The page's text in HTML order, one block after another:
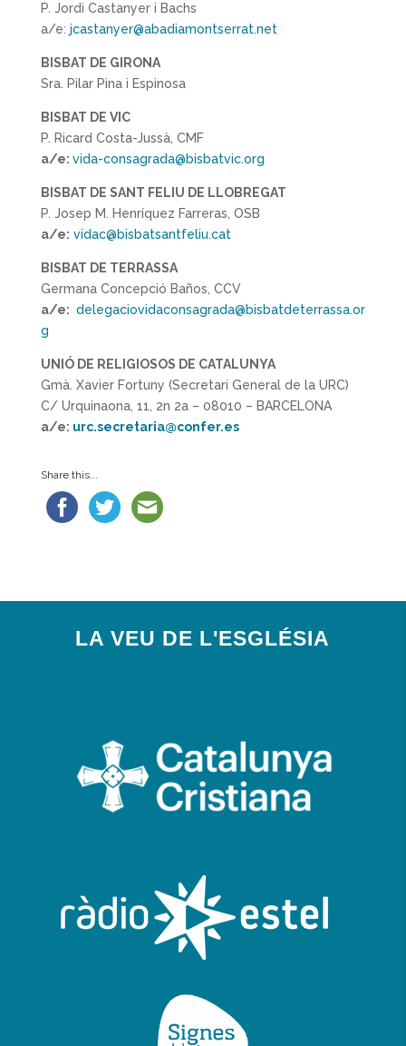
P. Jordi Castanyer i Bachs
a/e: jcastanyer@abadiamontserrat.net
BISBAT DE GIRONA
Sra. Pilar Pina i Espinosa
BISBAT DE VIC
P. Ricard Costa-Jussà, CMF
a/e: vida-consagrada@bisbatvic.org
BISBAT DE SANT FELIU DE LLOBREGAT
P. Josep M. Henríquez Farreras, OSB
a/e: vidac@bisbatsantfeliu.cat
BISBAT DE TERRASSA
Germana Concepció Baños, CCV
a/e: delegaciovidaconsagrada@bisbatdeterrassa.or
g
UNIÓ DE RELIGIOSOS DE CATALUNYA
Gmà. Xavier Fortuny (Secretari General de la URC)
C/ Urquinaona, 11, 2n 2a – 08010 – BARCELONA
a/e: urc.secretaria@confer.es
Share this...
LA VEU DE L'ESGLÉSIA